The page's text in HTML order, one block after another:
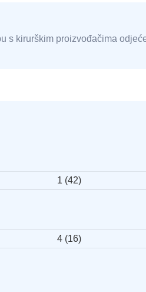
s kirurškim proizvođačima